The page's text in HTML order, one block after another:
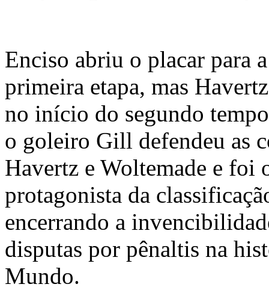
Enciso abriu o placar para
primeira etapa, mas
no início do segundo
o goleiro Gill defendeu as
Havertz e Woltemade e foi
protagonista da
encerrando a
disputas por pênaltis na
Mundo.